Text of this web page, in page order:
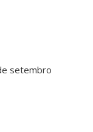
setembro